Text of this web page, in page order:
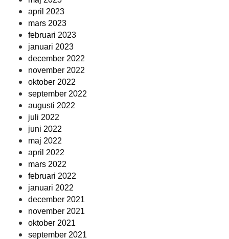
april 2023
mars 2023
februari 2023
januari 2023
december 2022
november 2022
oktober 2022
september 2022
augusti 2022
juli 2022
juni 2022
maj 2022
april 2022
mars 2022
februari 2022
januari 2022
december 2021
november 2021
oktober 2021
september 2021